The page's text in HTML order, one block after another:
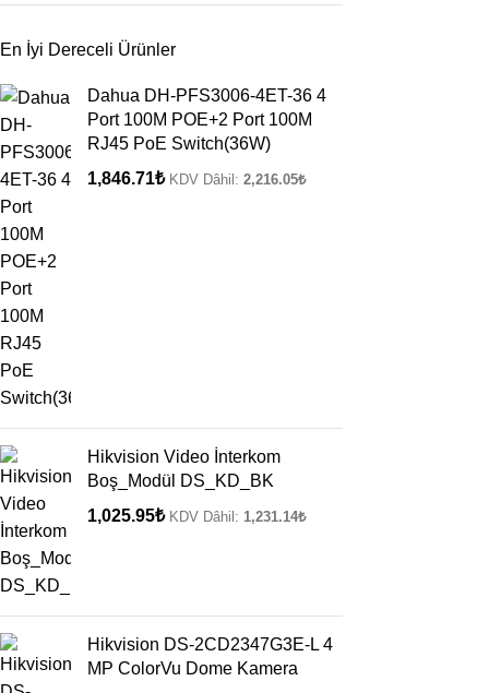
En İyi Dereceli Ürünler
Dahua DH-PFS3006-4ET-36 4
Port 100M POE+2 Port 100M
RJ45 PoE Switch(36W)
1,846.71₺ KDV Dâhil: 2,216.05₺
Hikvision Video İnterkom
Boş_Modül DS_KD_BK
1,025.95₺ KDV Dâhil: 1,231.14₺
Hikvision DS-2CD2347G3E-L 4
MP ColorVu Dome Kamera